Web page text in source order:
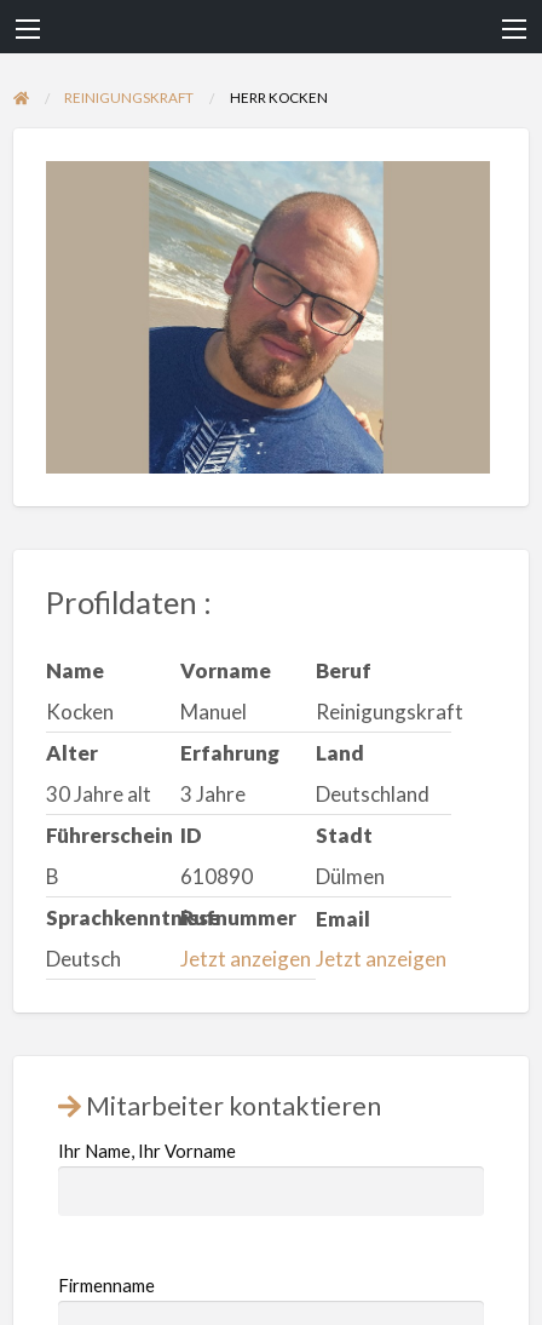
REINIGUNGSKRAFT HERR KOCKEN
Profildaten :
Name
Kocken
Vorname
Manuel
Beruf
Reinigungskraft
Alter
30 Jahre alt
Erfahrung
3 Jahre
Land
Deutschland
Führerschein
B
ID
610890
Stadt
Dülmen
Sprachkenntnisse
Deutsch
Rufnummer
Jetzt anzeigen
Email
Jetzt anzeigen
Mitarbeiter kontaktieren
Ihr Name, Ihr Vorname
Firmenname